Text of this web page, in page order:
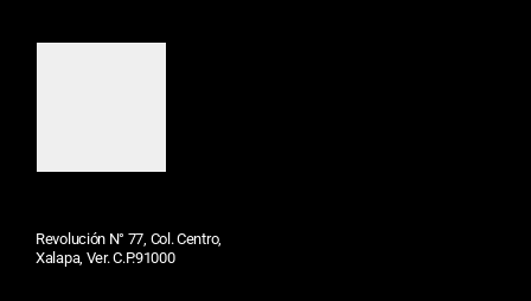
Revolución N° 77, Col. Centro,
Xalapa, Ver. C.P.91000